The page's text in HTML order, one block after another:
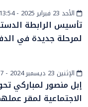
سياسةالأحد 23 فبراير 2025 - 13:54
تأسيس الرابطة
لمرحلة جديدة في
أخبار الصحراءالإثنين 23 ديسمبر 2024 - 12:37
إبل منصور لمباركي
الاجتماعية لمقر